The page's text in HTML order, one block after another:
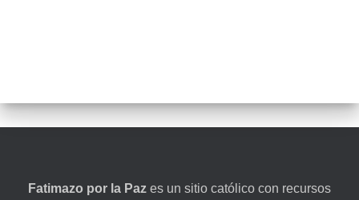
Fatimazo por la Paz es un sitio católico con recursos